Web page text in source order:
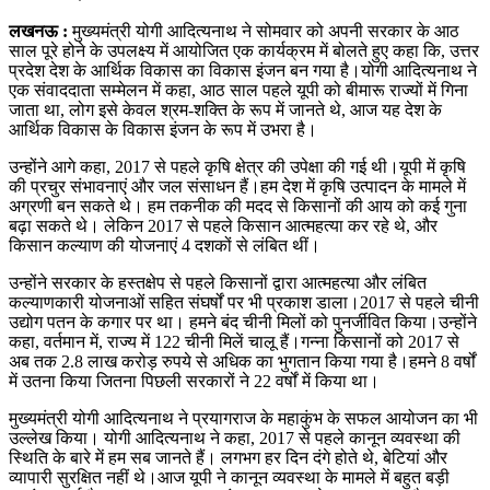
लखनऊ : मुख्यमंत्री योगी आदित्यनाथ ने सोमवार को अपनी सरकार के आठ
साल पूरे होने के उपलक्ष्य में आयोजित एक कार्यक्रम में बोलते हुए कहा कि, उत्तर
प्रदेश देश के आर्थिक विकास का विकास इंजन बन गया है।योगी आदित्यनाथ ने
एक संवाददाता सम्मेलन में कहा, आठ साल पहले यूपी को बीमारू राज्यों में गिना
जाता था, लोग इसे केवल श्रम-शक्ति के रूप में जानते थे, आज यह देश के
आर्थिक विकास के विकास इंजन के रूप में उभरा है।
उन्होंने आगे कहा, 2017 से पहले कृषि क्षेत्र की उपेक्षा की गई थी।यूपी में कृषि
की प्रचुर संभावनाएं और जल संसाधन हैं।हम देश में कृषि उत्पादन के मामले में
अग्रणी बन सकते थे। हम तकनीक की मदद से किसानों की आय को कई गुना
बढ़ा सकते थे। लेकिन 2017 से पहले किसान आत्महत्या कर रहे थे, और
किसान कल्याण की योजनाएं 4 दशकों से लंबित थीं।
उन्होंने सरकार के हस्तक्षेप से पहले किसानों द्वारा आत्महत्या और लंबित
कल्याणकारी योजनाओं सहित संघर्षों पर भी प्रकाश डाला।2017 से पहले चीनी
उद्योग पतन के कगार पर था। हमने बंद चीनी मिलों को पुनर्जीवित किया।उन्होंने
कहा, वर्तमान में, राज्य में 122 चीनी मिलें चालू हैं।गन्ना किसानों को 2017 से
अब तक 2.8 लाख करोड़ रुपये से अधिक का भुगतान किया गया है।हमने 8 वर्षों
में उतना किया जितना पिछली सरकारों ने 22 वर्षों में किया था।
मुख्यमंत्री योगी आदित्यनाथ ने प्रयागराज के महाकुंभ के सफल आयोजन का भी
उल्लेख किया। योगी आदित्यनाथ ने कहा, 2017 से पहले कानून व्यवस्था की
स्थिति के बारे में हम सब जानते हैं। लगभग हर दिन दंगे होते थे, बेटियां और
व्यापारी सुरक्षित नहीं थे।आज यूपी ने कानून व्यवस्था के मामले में बहुत बड़ी